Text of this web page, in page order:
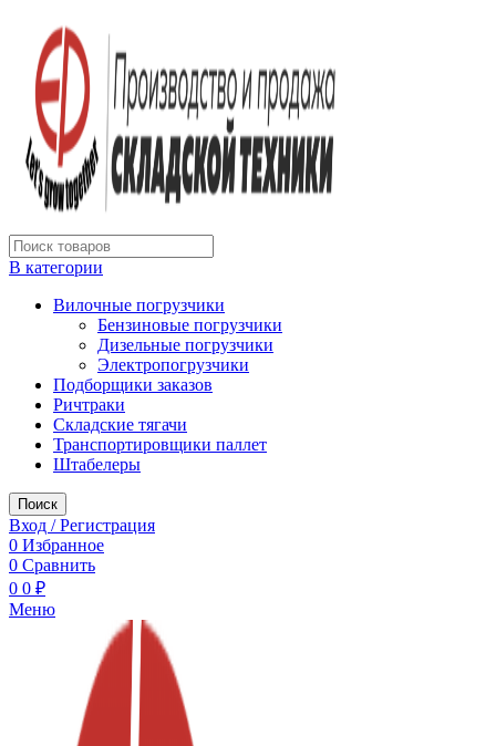
В категории
Вилочные погрузчики
Бензиновые погрузчики
Дизельные погрузчики
Электропогрузчики
Подборщики заказов
Ричтраки
Складские тягачи
Транспортировщики паллет
Штабелеры
Поиск
Вход / Регистрация
0 Избранное
0 Сравнить
0 0 ₽
Меню